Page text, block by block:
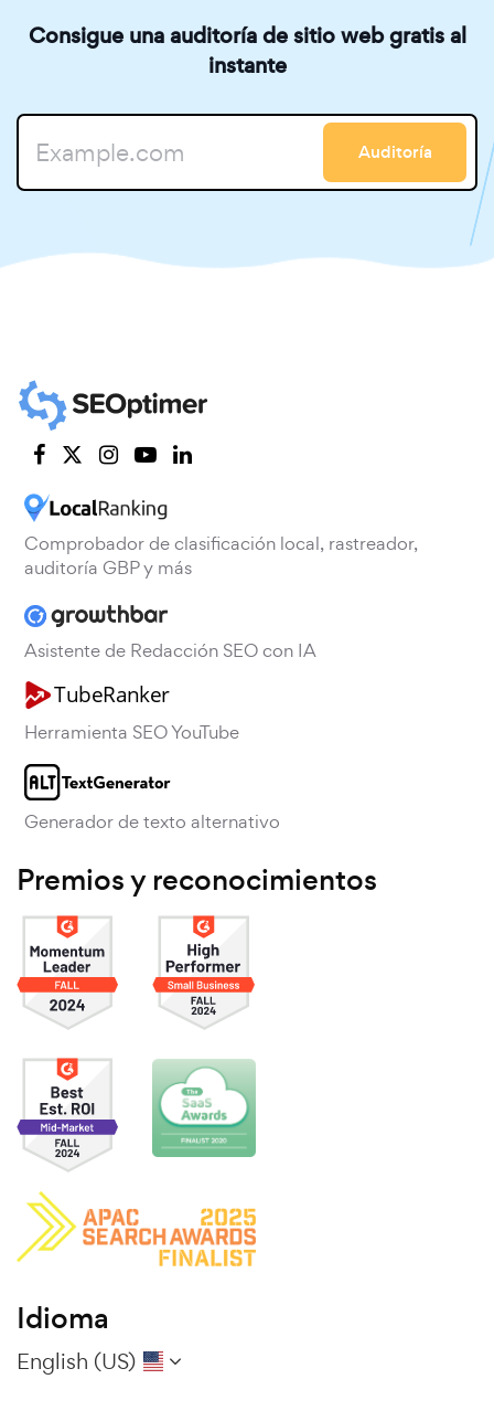
Consigue una auditoría de sitio web gratis al
instante
Auditoría
Comprobador de clasificación local, rastreador,
auditoría GBP y más
Asistente de Redacción SEO con IA
Herramienta SEO YouTube
Generador de texto alternativo
Premios y reconocimientos
Idioma
English (US)